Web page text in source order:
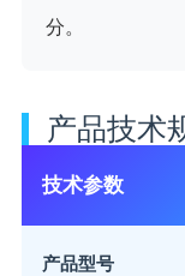
分。
产品技术
技术参数
产品型号